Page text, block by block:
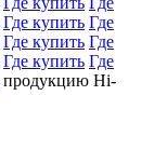
Где купить Где
Где купить Где
Где купить Где
продукцию Hi-